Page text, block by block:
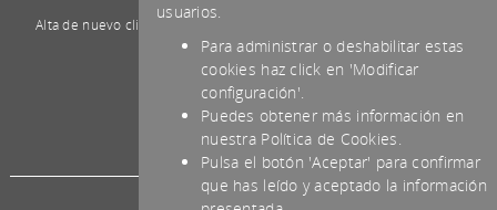
Alta de nuevo cliente
*IVA NO INCLUIDO
usuarios.
Para administrar o deshabilitar estas
cookies haz click en 'Modificar
configuración'.
Puedes obtener más información en
nuestra Política de Cookies.
Pulsa el botón 'Aceptar' para confirmar
que has leído y aceptado la información